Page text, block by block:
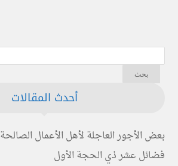
أحدث المقالات
بعض الأجور العاجلة لأهل الأعمال الصالحة
فضائل عشر ذي الحجة الأول